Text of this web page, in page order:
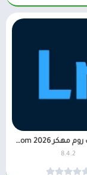
تحميل لايت روم مهكر 2026 Lightroom (جميع الفلاتر) للاندرويد
8.4.2